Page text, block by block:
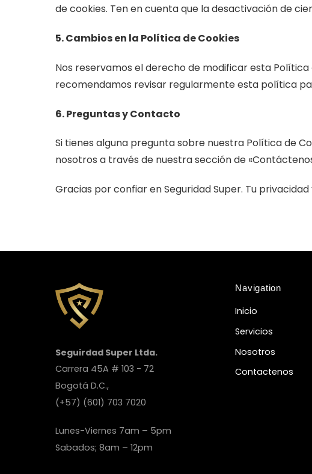
de cookies. Ten en cuenta que la desactivación de
5. Cambios en la Política de Cookies
Nos reservamos el derecho de modificar esta
recomendamos revisar regularmente esta política
6. Preguntas y Contacto
Si tienes alguna pregunta sobre nuestra Política de
nosotros a través de nuestra sección de
Gracias por confiar en Seguridad Super. Tu
Seguirdad Super Ltda.
Carrera 45A # 103 - 72
Bogotá D.C.,
(+57) (601) 703 7020
Lunes-Viernes 7am – 5pm
Sabados; 8am – 12pm
Navigation
Inicio
Servicios
Nosotros
Contactenos